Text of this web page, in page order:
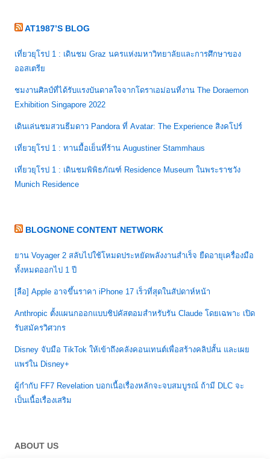
AT1987’S BLOG
เที่ยวยุโรป 1 : เดินชม Graz นครแห่งมหาวิทยาลัยและการศึกษาของ
ออสเตรีย
ชมงานศิลป์ที่ได้รับแรงบันดาลใจจากโดราเอม่อนที่งาน The Doraemon
Exhibition Singapore 2022
เดินเล่นชมสวนธีมดาว Pandora ที่ Avatar: The Experience สิงคโปร์
เที่ยวยุโรป 1 : ทานมื้อเย็นที่ร้าน Augustiner Stammhaus
เที่ยวยุโรป 1 : เดินชมพิพิธภัณฑ์ Residence Museum ในพระราชวัง
Munich Residence
BLOGNONE CONTENT NETWORK
ยาน Voyager 2 สลับไปใช้โหมดประหยัดพลังงานสำเร็จ ยืดอายุเครื่องมือ
ทั้งหมดออกไป 1 ปี
[ลือ] Apple อาจขึ้นราคา iPhone 17 เร็วที่สุดในสัปดาห์หน้า
Anthropic ตั้งแผนกออกแบบชิปคัสตอมสำหรับรัน Claude โดยเฉพาะ เปิด
รับสมัครวิศวกร
Disney จับมือ TikTok ให้เข้าถึงคลังคอนเทนต์เพื่อสร้างคลิปสั้น และเผย
แพร่ใน Disney+
ผู้กำกับ FF7 Revelation บอกเนื้อเรื่องหลักจะจบสมบูรณ์ ถ้ามี DLC จะ
เป็นเนื้อเรื่องเสริม
ABOUT US